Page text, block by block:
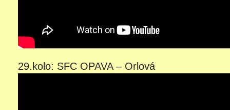
29.kolo: SFC OPAVA – Orlová